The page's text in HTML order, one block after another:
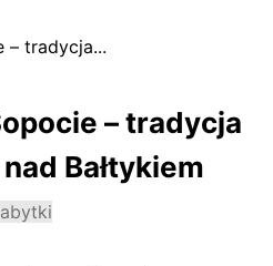
– tradycja...
– tradycja
Bałtykiem